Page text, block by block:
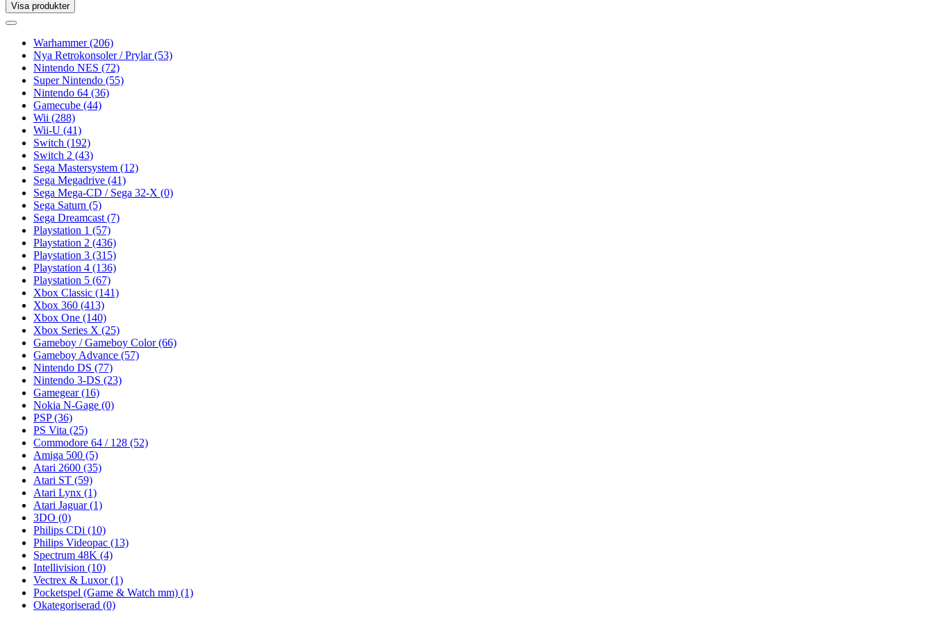
Visa produkter
Toggle
Toggle
navigationWarhammer(206)
Nya Retrokonsoler / Prylar(53)
Nintendo NES (72)
Super Nintendo (55)
Nintendo 64 (36)
Gamecube (44)
Wii (288)
Wii-U (41)
Switch (192)
Switch 2 (43)
Sega Mastersystem (12)
Sega Megadrive (41)
Sega Mega-CD / Sega 32-X (0)
Sega Saturn (5)
Sega Dreamcast (7)
Playstation 1 (57)
Playstation 2 (436)
Playstation 3 (315)
Playstation 4 (136)
Playstation 5 (67)
Xbox Classic (141)
Xbox 360 (413)
Xbox One (140)
Xbox Series X (25)
Gameboy / Gameboy Color(66)
Gameboy Advance (57)
Nintendo DS (77)
Nintendo 3-DS (23)
Gamegear(16)
Nokia N-Gage (0)
PSP(36)
PS Vita (25)
Commodore 64 / 128 (52)
Amiga 500 (5)
Atari 2600 (35)
Atari ST (59)
Atari Lynx (1)
Atari Jaguar(1)
3DO (0)
Philips CDi (10)
Philips Videopac (13)
Spectrum 48K (4)
Intellivision (10)
Vectrex & Luxor(1)
Pocketspel (Game & Watch mm) (1)
Okategoriserad (0)